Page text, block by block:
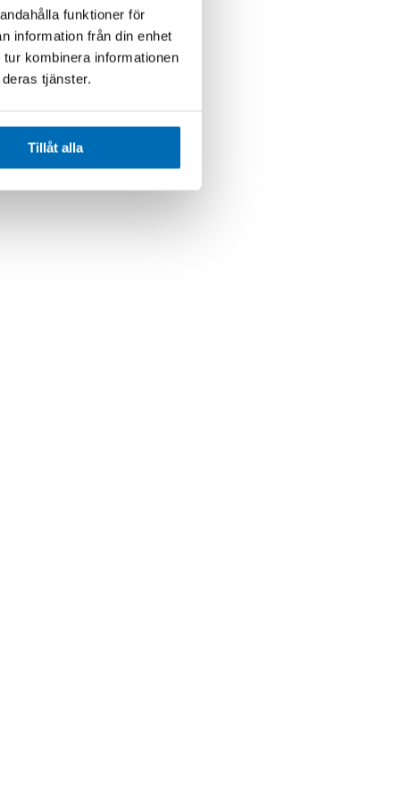
funktioner för
information från din enhet
kombinera informationen
tjänster.
Tillåt alla